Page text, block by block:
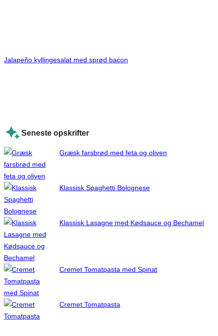
Jalapeño kyllingesalat med sprød bacon
Seneste opskrifter
Græsk farsbrød med feta og oliven
Klassisk Spaghetti Bolognese
Klassisk Lasagne med Kødsauce og Bechamel
Cremet Tomatpasta med Spinat
Cremet Tomatpasta